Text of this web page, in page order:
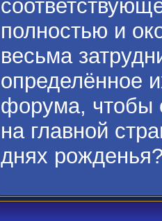
полностью и
весьма
определённое
форума, чтобы
на главной
днях